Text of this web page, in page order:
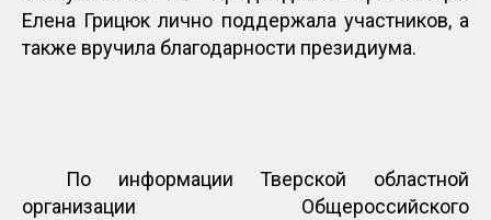
Елена Грицюк лично поддержала участников, а
также вручила благодарности президиума.
По информации Тверской областной
организации Общероссийского